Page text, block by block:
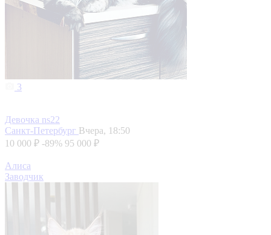
3
Девочка ns22
Санкт-Петербург Вчера, 18:50
10 000 ₽ -89% 95 000 ₽
Алиса
Заводчик